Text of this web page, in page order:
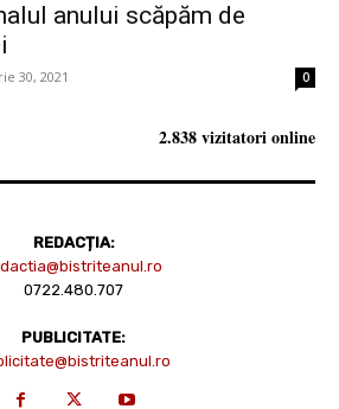
anului scăpăm de
30, 2021 0
2.838 vizitatori online
REDACȚIA:
0722.480.707
PUBLICITATE: